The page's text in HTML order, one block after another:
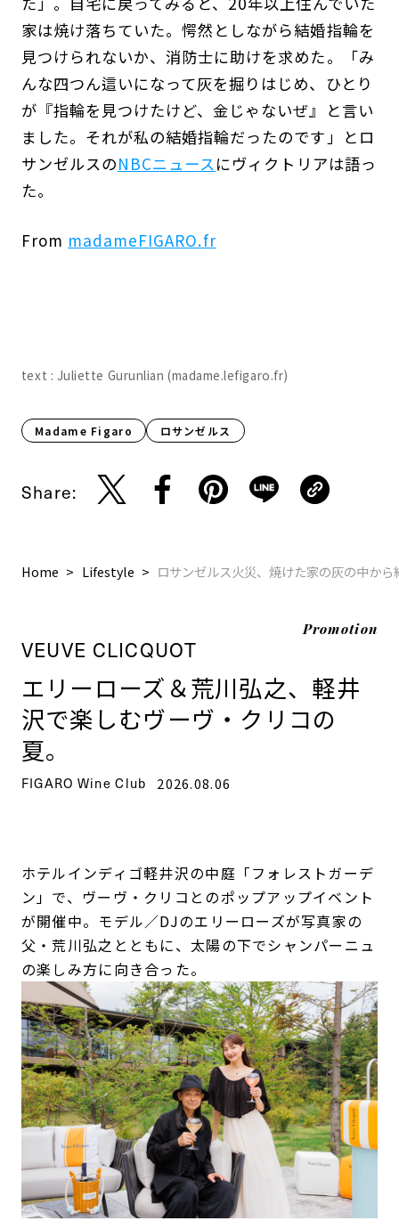
家は焼け落ちていた。愕然としながら結婚指輪を
見つけられないか、消防士に助けを求めた。「み
んな四つん這いになって灰を掘りはじめ、ひとり
が『指輪を見つけたけど、金じゃないぜ』と言い
ました。それが私の結婚指輪だったのです」とロ
サンゼルスのNBCニュース にヴィクトリアは語っ
た。
From madameFIGARO.fr
text : Juliette Gurunlian (madame.lefigaro.fr)
Madame Figaro ロサンゼルス
Share:
Home Lifestyle ロサンゼルス火災、焼けた家の灰の中か
Promotion
VEUVE CLICQUOT
エリーローズ＆荒川弘之、軽井
沢で楽しむヴーヴ・クリコの
夏。
FIGARO Wine Club 2026.08.06
ホテルインディゴ軽井沢の中庭「フォレストガーデ
ン」で、ヴーヴ・クリコとのポップアップイベント
が開催中。モデル／DJのエリーローズが写真家の
父・荒川弘之とともに、太陽の下でシャンパーニュ
の楽しみ方に向き合った。